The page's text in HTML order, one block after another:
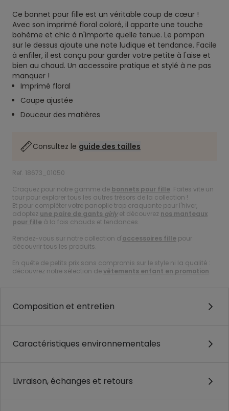
Ce bonnet pour fille est un véritable coup de cœur !
Avec son imprimé floral coloré, il apporte une touche
bohème et chic à n'importe quelle tenue. Le pompon
sur le dessus ajoute une note ludique et tendance. Facile
à enfiler, il est conçu pour garder votre petite à l'aise et
bien au chaud. Un accessoire pratique et stylé à ne pas
manquer !
Imprimé floral
Coupe ajustée
Douceur des matières
Consultez le guide des tailles
Ref. 18673_01050
Craquez pour notre gamme de bonnets pour fille. Faites vite un
tour pour explorer tous les autres trésors de la collection !
Et pour compléter votre panoplie trop craquante pour l'hiver,
adoptez une paire de gants girlyet découvrez nos manteaux
pour fille à la fois chauds et tendances.
Rendez-vous sur notre collection d'accessoires fille pour
découvrir tous les produits.
En quête de petits prix sans compromis sur le style ni la qualité :
découvrez notre sélection devêtements enfant en promotion.
Composition et entretien
Caractéristiques environnementales
Livraison, échanges et retours